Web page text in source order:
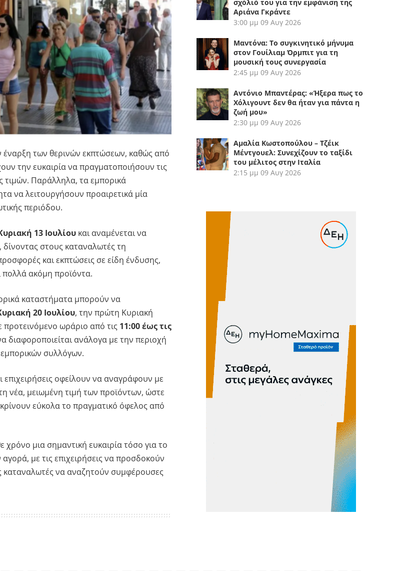
έναρξη των θερινών εκπτώσεων, καθώς από
την ευκαιρία να πραγματοποιήσουν τις
τιμών. Παράλληλα, τα εμπορικά
να λειτουργήσουν προαιρετικά μία
περιόδου.
13 Ιουλίου και αναμένεται να
στους καταναλωτές τη
και εκπτώσεις σε είδη ένδυσης,
πολλά ακόμη προϊόντα.
καταστήματα μπορούν να
20 Ιουλίου, την πρώτη Κυριακή
ωράριο από τις 11:00 έως τις
διαφοροποιείται ανάλογα με την περιοχή
συλλόγων.
οφείλουν να αναγράφουν με
νέα, μειωμένη τιμή των προϊόντων, ώστε
εύκολα το πραγματικό όφελος από
χρόνο μια σημαντική ευκαιρία τόσο για το
με τις επιχειρήσεις να προσδοκούν
καταναλωτές να αναζητούν συμφέρουσες
σχόλιό του για την εμφάνιση της
Αριάνα Γκράντε
3:00 μμ 09 Αυγ 2026
Μαντόνα: Το συγκινητικό μήνυμα
στον Γουίλιαμ Όρμπιτ για τη
μουσική τους συνεργασία
2:45 μμ 09 Αυγ 2026
Αντόνιο Μπαντέρας: «Ήξερα πως το
Χόλιγουντ δεν θα ήταν για πάντα η
ζωή μου»
2:30 μμ 09 Αυγ 2026
Αμαλία Κωστοπούλου – Τζέικ
Μέντγουελ: Συνεχίζουν το ταξίδι
του μέλιτος στην Ιταλία
2:15 μμ 09 Αυγ 2026